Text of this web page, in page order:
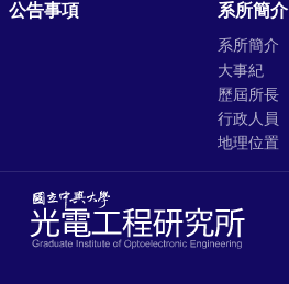
公告事項 系所簡介
系所簡介
大事紀
歷屆所長
行政人員
地理位置